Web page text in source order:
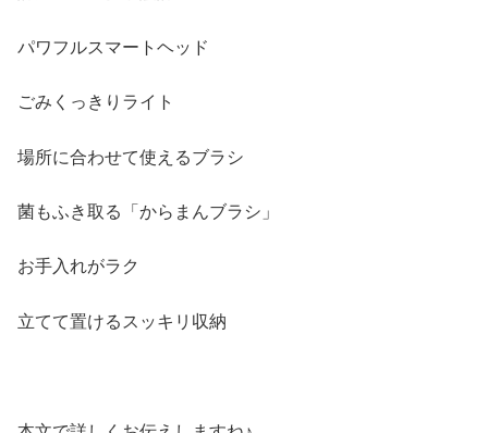
パワフルスマートヘッド
ごみくっきりライト
場所に合わせて使えるブラシ
菌もふき取る「からまんブラシ」
お手入れがラク
立てて置けるスッキリ収納